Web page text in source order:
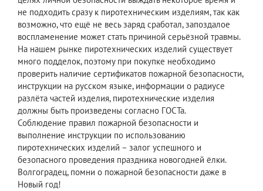
не подходить сразу к пиротехническим изделиям, так как
возможно, что ещё не весь заряд сработал, запоздалое
воспламенение может стать причиной серьёзной травмы.
На нашем рынке пиротехнических изделий существует
много подделок, поэтому при покупке необходимо
проверить наличие сертификатов пожарной безопасности,
инструкции на русском языке, информации о радиусе
разлёта частей изделия, пиротехнические изделия
должны быть произведены согласно ГОСТа.
Соблюдение правил пожарной безопасности и
выполнение инструкции по использованию
пиротехнических изделий – залог успешного и
безопасного проведения праздника новогодней ёлки.
Волгоградец, помни о пожарной безопасности даже в
Новый год!